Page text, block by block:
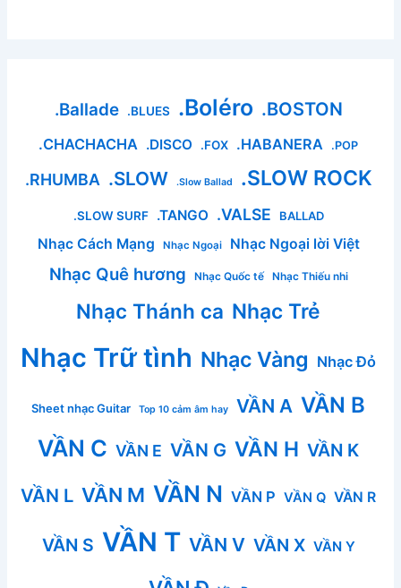
.Ballade .BLUES .Boléro .BOSTON
.CHACHACHA .DISCO .FOX .HABANERA .POP
.RHUMBA .SLOW .Slow Ballad .SLOW ROCK
.SLOW SURF .TANGO .VALSE BALLAD
Nhạc Cách Mạng Nhạc Ngoại Nhạc Ngoại lời Việt
Nhạc Quê hương Nhạc Quốc tế Nhạc Thiếu nhi
Nhạc Thánh ca Nhạc Trẻ
Nhạc Trữ tình Nhạc Vàng Nhạc Đỏ
Sheet nhạc Guitar Top 10 cảm âm hay VẦN A VẦN B
VẦN C VẦN E VẦN G VẦN H VẦN K
VẦN L VẦN M VẦN N VẦN P VẦN Q VẦN R
VẦN S VẦN T VẦN V VẦN X VẦN Y